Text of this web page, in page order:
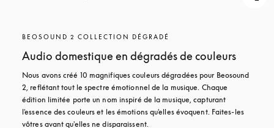
BEOSOUND 2 COLLECTION DÉGRADÉ
Audio domestique en dégradés de couleurs
Nous avons créé 10 magnifiques couleurs dégradées pour Beosound
2, reflétant tout le spectre émotionnel de la musique. Chaque
édition limitée porte un nom inspiré de la musique, capturant
l'essence des couleurs et les émotions qu'elles évoquent. Faites-les
vôtres avant qu'elles ne disparaissent.